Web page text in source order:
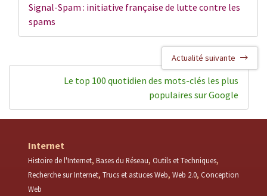
Signal-Spam : initiative française de lutte contre les
spams
Actualité suivante
Le top 100 quotidien des mots-clés les plus
populaires sur Google
Internet
Histoire de l'Internet Bases du Réseau Outils et Techniques
Recherche sur Internet Trucs et astuces Web Web 2.0 Conception
Web